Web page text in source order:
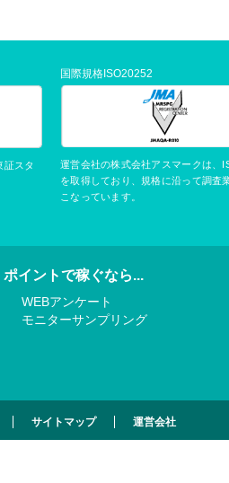
証スタ
国際規格ISO20252
運営会社の株式会社アスマークは、
を取得しており、規格に沿って調査
こなっています。
ポイントで稼ぐなら...
WEBアンケート
モニターサンプリング
サイトマップ 運営会社